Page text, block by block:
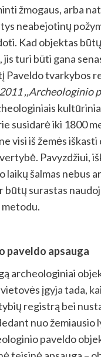
žmogaus, arba
neabejotinų
Kad objektas
turi būti gana
Paveldo tvarkybos
,,Archeologinio
susidarė iki 1800
visi iš žemės
Pavyzdžiui,
laikų šalmas nebus
būtų surastas
paveldo apsauga
archeologiniai
įgyja tada,
registrą bei
nuo žemiausio
paveldo